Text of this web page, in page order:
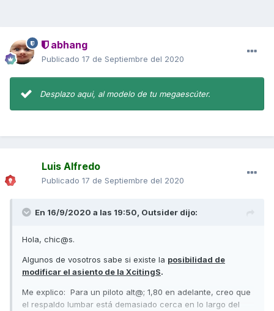
abhang
Publicado 17 de Septiembre del 2020
Desplazo aqui, al modelo de tu megaescúter.
Luis Alfredo
Publicado 17 de Septiembre del 2020
En 16/9/2020 a las 19:50, Outsider dijo:
Hola, chic@s.
Algunos de vosotros sabe si existe la posibilidad de
modificar el asiento de la XcitingS.
Me explico: Para un piloto alt@; 1,80 en adelante, creo que
el respaldo lumbar está demasiado cerca en lo largo del